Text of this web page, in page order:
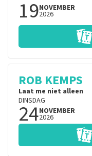
19NOVEMBER
2026
ROB KEMPS
Laat me niet alleen
DINSDAG
24NOVEMBER
2026